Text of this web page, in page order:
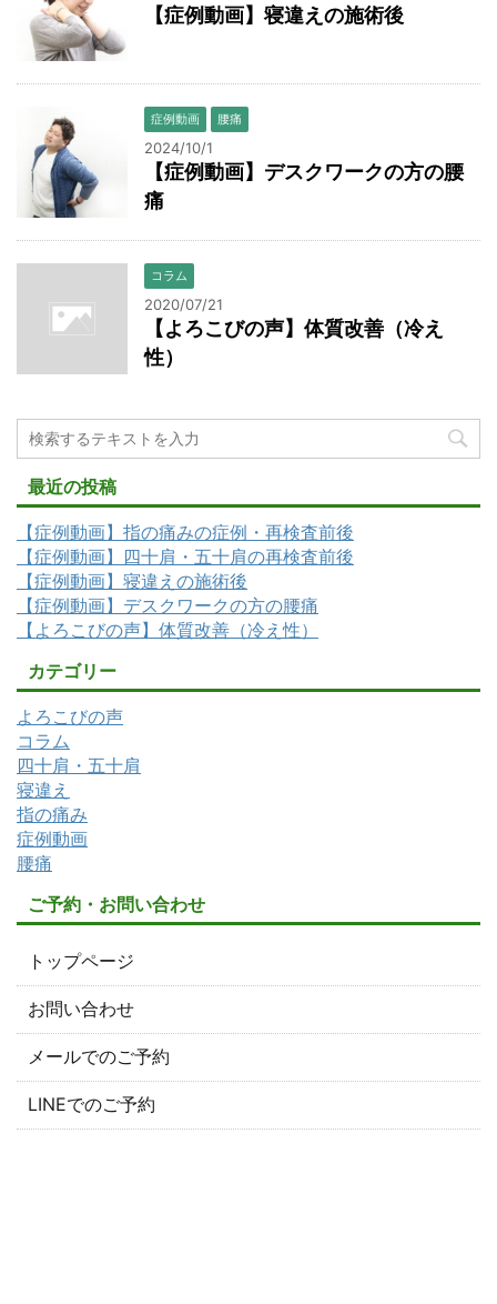
【症例動画】寝違えの施術後
症例動画 腰痛
2024/10/1
【症例動画】デスクワークの方の腰
痛
コラム
2020/07/21
【よろこびの声】体質改善（冷え
性）
最近の投稿
【症例動画】指の痛みの症例・再検査前後
【症例動画】四十肩・五十肩の再検査前後
【症例動画】寝違えの施術後
【症例動画】デスクワークの方の腰痛
【よろこびの声】体質改善（冷え性）
カテゴリー
よろこびの声
コラム
四十肩・五十肩
寝違え
指の痛み
症例動画
腰痛
ご予約・お問い合わせ
トップページ
お問い合わせ
メールでのご予約
LINEでのご予約